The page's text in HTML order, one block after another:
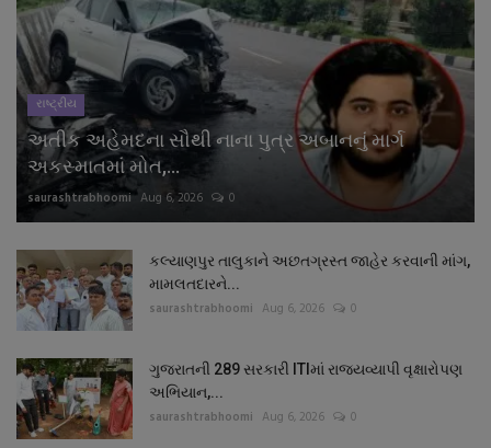
રાષ્ટ્રીય
અતીક અહેમદના સૌથી નાના પુત્ર અબાનનું માર્ગ
અકસ્માતમાં મોત,...
saurashtrabhoomi Aug 6, 2026 0
કલ્યાણપુર તાલુકાને અછતગ્રસ્ત જાહેર કરવાની માંગ,
મામલતદારને...
saurashtrabhoomi Aug 6, 2026 0
ગુજરાતની 289 સરકારી ITIમાં રાજ્યવ્યાપી વૃક્ષારોપણ
અભિયાન,...
saurashtrabhoomi Aug 6, 2026 0